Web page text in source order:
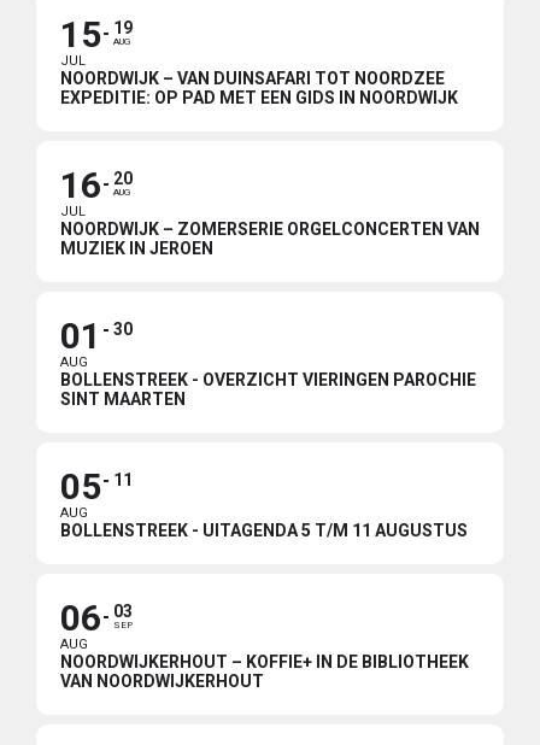
15
JUL
19
AUG
NOORDWIJK – VAN DUINSAFARI TOT NOORDZEE
EXPEDITIE: OP PAD MET EEN GIDS IN NOORDWIJK
16
JUL
20
AUG
NOORDWIJK – ZOMERSERIE ORGELCONCERTEN VAN
MUZIEK IN JEROEN
01
AUG
30
BOLLENSTREEK - OVERZICHT VIERINGEN PAROCHIE
SINT MAARTEN
05
AUG
11
BOLLENSTREEK - UITAGENDA 5 T/M 11 AUGUSTUS
06
AUG
03
SEP
NOORDWIJKERHOUT – KOFFIE+ IN DE BIBLIOTHEEK
VAN NOORDWIJKERHOUT